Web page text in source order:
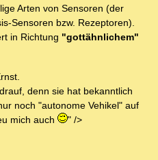
Arten von Sensoren (der
Sensoren bzw. Rezeptoren).
in Richtung "gottähnlichem"
denn sie hat bekanntlich
noch "autonome Vehikel" auf
mich auch
" />